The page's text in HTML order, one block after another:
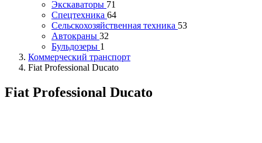
Экскаваторы 71
Спецтехника 64
Сельскохозяйственная техника 53
Автокраны 32
Бульдозеры 1
Коммерческий транспорт
Fiat Professional Ducato
Fiat Professional Ducato